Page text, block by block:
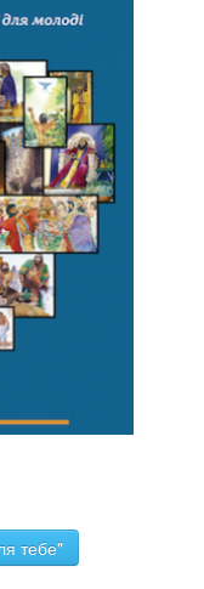
тебе"